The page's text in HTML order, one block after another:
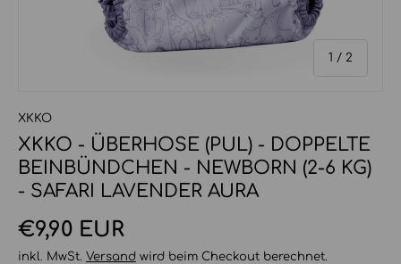
1 / von
2
XKKO
XKKO - ÜBERHOSE (PUL) - DOPPELTE
BEINBÜNDCHEN - NEWBORN (2-6 KG)
- SAFARI LAVENDER AURA
Normaler Preis
€9,90 EUR
inkl. MwSt. Versand wird beim Checkout berechnet.